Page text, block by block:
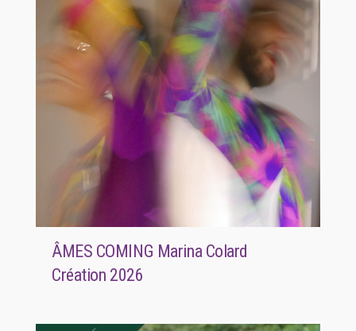
ÂMES COMING Marina Colard
Création 2026